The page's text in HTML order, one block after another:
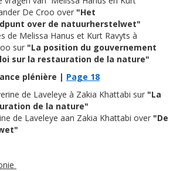
De Croo over "Het
over de natuurherstelwet"
de Melissa Hanus et Kurt Ravyts à
sur "La position du gouvernement
sur la restauration de la nature"
plénière | Page 18
de Laveleye à Zakia Khattabi sur "La
de la nature"
de Laveleye aan Zakia Khattabi over "De